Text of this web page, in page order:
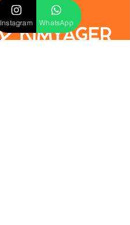
Instagram WhatsApp